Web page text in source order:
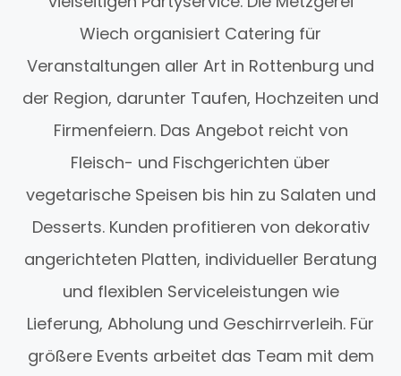
Wiech organisiert Catering für
Veranstaltungen aller Art in Rottenburg und
der Region, darunter Taufen, Hochzeiten und
Firmenfeiern. Das Angebot reicht von
Fleisch- und Fischgerichten über
vegetarische Speisen bis hin zu Salaten und
Desserts. Kunden profitieren von dekorativ
angerichteten Platten, individueller Beratung
und flexiblen Serviceleistungen wie
Lieferung, Abholung und Geschirrverleih. Für
größere Events arbeitet das Team mit dem